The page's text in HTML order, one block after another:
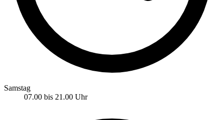
Samstag
07.00 bis 21.00 Uhr